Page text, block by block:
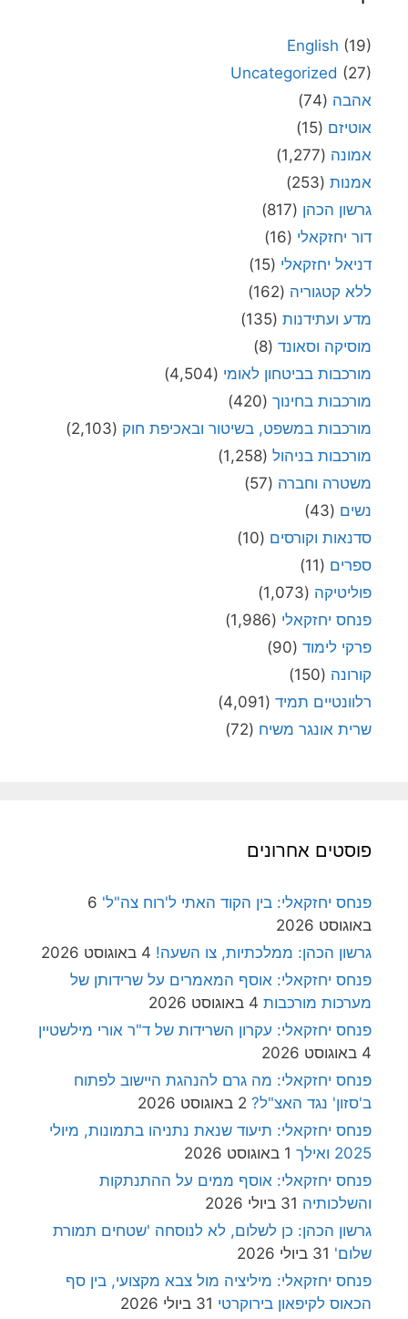
English (19)
Uncategorized (27)
אהבה (74)
אוטיזם (15)
אמונה (1,277)
אמנות (253)
גרשון הכהן (817)
דור יחזקאלי (16)
דניאל יחזקאלי (15)
ללא קטגוריה (162)
מדע ועתידנות (135)
מוסיקה וסאונד (8)
מורכבות בביטחון לאומי (4,504)
מורכבות בחינוך (420)
מורכבות במשפט, בשיטור ובאכיפת חוק (2,103)
מורכבות בניהול (1,258)
משטרה וחברה (57)
נשים (43)
סדנאות וקורסים (10)
ספרים (11)
פוליטיקה (1,073)
פנחס יחזקאלי (1,986)
פרקי לימוד (90)
קורונה (150)
רלוונטיים תמיד (4,091)
שרית אונגר משיח (72)
פוסטים אחרונים
פנחס יחזקאלי: בין הקוד האתי ל'רוח צה"ל' 6
באוגוסט 2026
גרשון הכהן: ממלכתיות, צו השעה! 4 באוגוסט 2026
פנחס יחזקאלי: אוסף המאמרים על שרידותן של
מערכות מורכבות 4 באוגוסט 2026
פנחס יחזקאלי: עקרון השרידות של ד"ר אורי מילשטיין
4 באוגוסט 2026
פנחס יחזקאלי: מה גרם להנהגת היישוב לפתוח
ב'סזון' נגד האצ"ל? 2 באוגוסט 2026
פנחס יחזקאלי: תיעוד שנאת נתניהו בתמונות, מיולי
2025 ואילך
1 באוגוסט 2026
פנחס יחזקאלי: אוסף ממים על ההתנתקות
והשלכותיה 31 ביולי 2026
גרשון הכהן: כן לשלום, לא לנוסחה 'שטחים תמורת
שלום' 31 ביולי 2026
פנחס יחזקאלי: מיליציה מול צבא מקצועי, בין סף
הכאוס לקיפאון בירוקרטי 31 ביולי 2026